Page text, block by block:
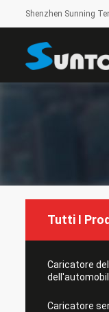
Shenzhen Sunning
Tutti I
Caricatore
Caricatore